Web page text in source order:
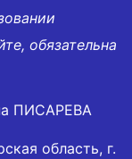
обязательна
ПИСАРЕВА
область, г.